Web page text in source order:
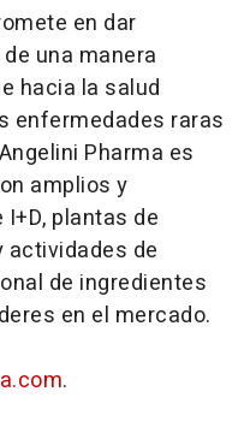
en dar
una manera
hacia la salud
enfermedades raras
Pharma es
amplios y
plantas de
actividades de
de ingredientes
en el mercado.
.